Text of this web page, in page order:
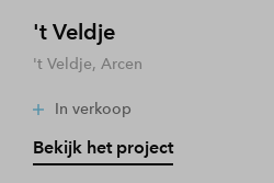
't Veldje
't Veldje, Arcen
In verkoop
Bekijk het project